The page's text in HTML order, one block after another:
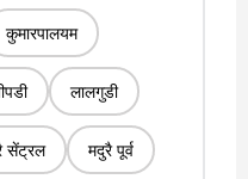
कुमारपालयम
लालगुडी
सेंट्रल मदुरै पूर्व